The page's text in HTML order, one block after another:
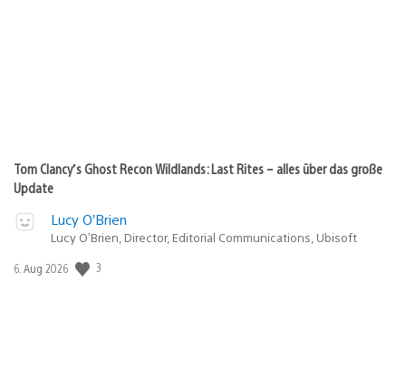
Tom Clancy’s Ghost Recon Wildlands: Last Rites – alles über das große
Update
Lucy O’Brien
Lucy O’Brien, Director, Editorial Communications, Ubisoft
Veröffentlichungsdatum:
6. Aug 2026 3